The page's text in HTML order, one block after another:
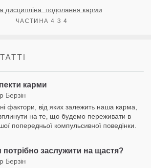
дисципліна: подолання карми
ЧАСТИНА 4 З 4
карми
Берзін
фактори, від яких залежить наша карма,
на те, що будемо переживати в
попередньої компульсивної поведінки.
потрібно заслужити на щастя?
Берзін